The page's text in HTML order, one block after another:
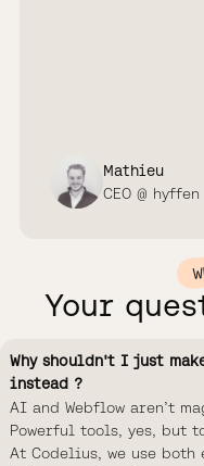
Mathieu
CEO @ hyffen
Your
Why shouldn't I just
instead ?
AI and Webflow aren’t
Powerful tools, yes, but
At Codelius, we use both